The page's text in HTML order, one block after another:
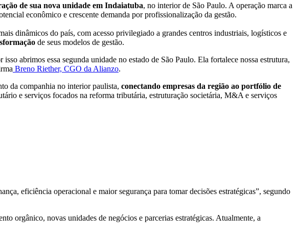
de sua nova unidade em Indaiatuba, no interior de São Paulo. A operação marca a
econômico e crescente demanda por profissionalização da gestão.
dinâmicos do país, com acesso privilegiado a grandes centros industriais, logísticos e
de seus modelos de gestão.
abrimos essa segunda unidade no estado de São Paulo. Ela fortalece nossa estrutura,
Breno Riether, CGO da Alianzo.
da companhia no interior paulista, conectando empresas da região ao portfólio de
e serviços focados na reforma tributária, estruturação societária, M&A e serviços
eficiência operacional e maior segurança para tomar decisões estratégicas”, segundo
orgânico, novas unidades de negócios e parcerias estratégicas. Atualmente, a